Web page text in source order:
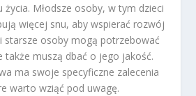
życia. Młodsze osoby, w tym dzieci
więcej snu, aby wspierać rozwój
starsze osoby mogą potrzebować
także muszą dbać o jego jakość.
ma swoje specyficzne zalecenia
warto wziąć pod uwagę.